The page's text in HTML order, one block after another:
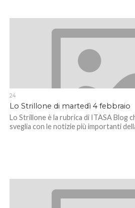
24
Lo Strillone di martedì 4 febbraio
Lo Strillone è la rubrica di ITASA Blog
sveglia con le notizie più importanti